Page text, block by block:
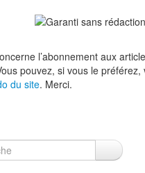
l’abonnement aux
pouvez, si vous le préférez,
du site. Merci.